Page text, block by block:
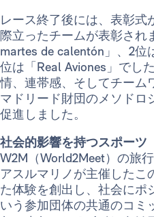
レース終了後には、表彰式
際立ったチームが表彰され
martes de calentón」、2位
位は「Real Aviones」でし
情、連帯感、そしてチーム
マドリード財団のメソドロ
促進しました。
社会的影響を持つスポーツ
W2M（World2Meet）の旅
アスルマリノが主催したこ
た体験を創出し、社会にポ
いう参加団体の共通のコミ